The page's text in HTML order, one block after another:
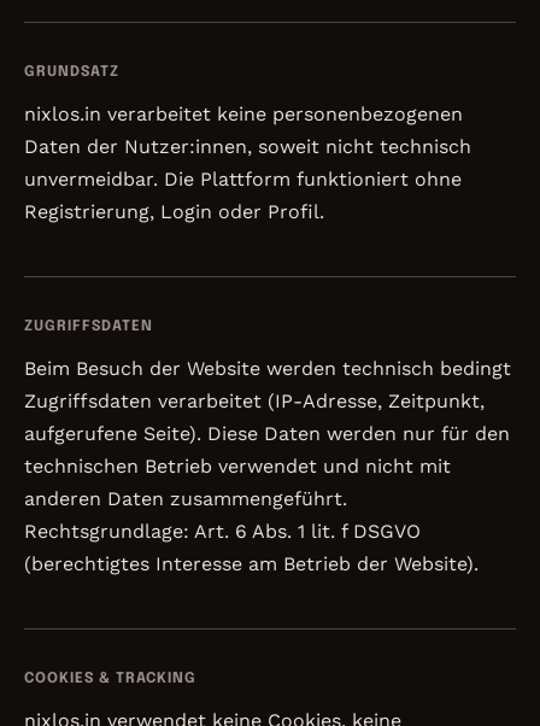
GRUNDSATZ
nixlos.in verarbeitet keine personenbezogenen
Daten der Nutzer:innen, soweit nicht technisch
unvermeidbar. Die Plattform funktioniert ohne
Registrierung, Login oder Profil.
ZUGRIFFSDATEN
Beim Besuch der Website werden technisch bedingt
Zugriffsdaten verarbeitet (IP-Adresse, Zeitpunkt,
aufgerufene Seite). Diese Daten werden nur für den
technischen Betrieb verwendet und nicht mit
anderen Daten zusammengeführt.
Rechtsgrundlage: Art. 6 Abs. 1 lit. f DSGVO
(berechtigtes Interesse am Betrieb der Website).
COOKIES & TRACKING
nixlos.in verwendet keine Cookies, keine